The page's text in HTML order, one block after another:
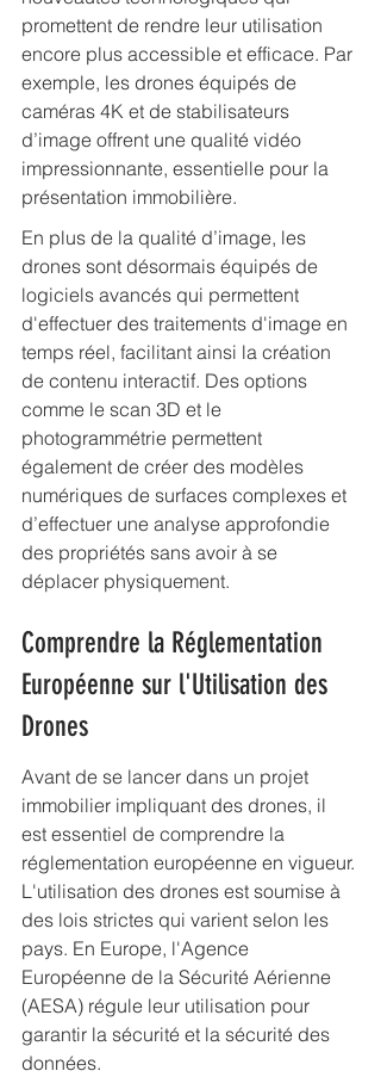
promettent de rendre leur utilisation
encore plus accessible et efficace. Par
exemple, les drones équipés de
caméras 4K et de stabilisateurs
d’image offrent une qualité vidéo
impressionnante, essentielle pour la
présentation immobilière.
En plus de la qualité d’image, les
drones sont désormais équipés de
logiciels avancés qui permettent
d'effectuer des traitements d'image en
temps réel, facilitant ainsi la création
de contenu interactif. Des options
comme le scan 3D et le
photogrammétrie permettent
également de créer des modèles
numériques de surfaces complexes et
d’effectuer une analyse approfondie
des propriétés sans avoir à se
déplacer physiquement.
Comprendre la Réglementation
Européenne sur l'Utilisation des
Drones
Avant de se lancer dans un projet
immobilier impliquant des drones, il
est essentiel de comprendre la
réglementation européenne en vigueur.
L'utilisation des drones est soumise à
des lois strictes qui varient selon les
pays. En Europe, l'Agence
Européenne de la Sécurité Aérienne
(AESA) régule leur utilisation pour
garantir la sécurité et la sécurité des
données.